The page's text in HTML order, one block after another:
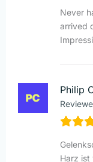
Never
arrived
Philip
Harz ist